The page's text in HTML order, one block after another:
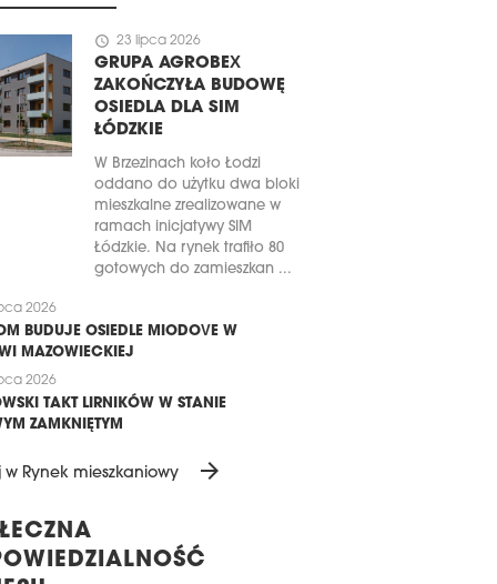
schedule 23 lipca 2026
GRUPA AGROBEX
ZAKOŃCZYŁA BUDOWĘ
OSIEDLA DLA SIM
ŁÓDZKIE
W Brzezinach koło Łodzi
oddano do użytku dwa bloki
mieszkalne zrealizowane w
ramach inicjatywy SIM
Łódzkie. Na rynek trafiło 80
gotowych do zamieszkan ...
2026
BUDUJE OSIEDLE MIODOVE W
MAZOWIECKIEJ
2026
TAKT LIRNIKÓW W STANIE
ZAMKNIĘTYM
w Rynek mieszkaniowy arrow_forward